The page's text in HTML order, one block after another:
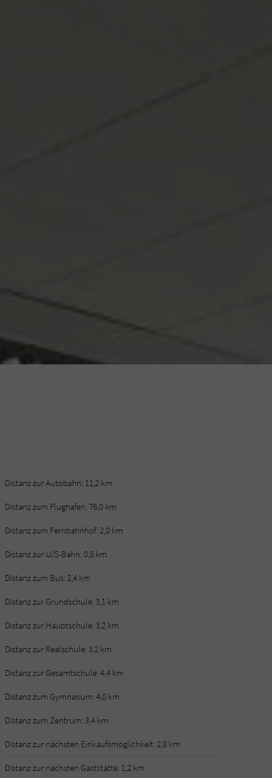
Distanz zur Autobahn: 11,2 km
Distanz zum Flughafen: 76,0 km
Distanz zum Fernbahnhof: 2,0 km
Distanz zur U/S-Bahn: 0,8 km
Distanz zum Bus: 2,4 km
Distanz zur Grundschule: 3,1 km
Distanz zur Hauptschule: 3,2 km
Distanz zur Realschule: 3,2 km
Distanz zur Gesamtschule: 4,4 km
Distanz zum Gymnasium: 4,0 km
Distanz zum Zentrum: 3,4 km
Distanz zur nächsten Einkaufsmöglichkeit: 2,8 km
Distanz zur nächsten Gaststätte: 1,2 km